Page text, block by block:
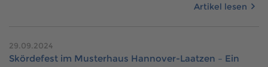
Artikel lesen
29.09.2024
Skördefest im Musterhaus Hannover-Laatzen – Ein